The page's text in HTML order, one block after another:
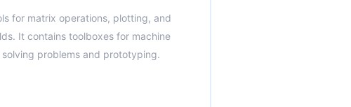
for matrix operations, plotting, and
It contains toolboxes for machine
problems and prototyping.